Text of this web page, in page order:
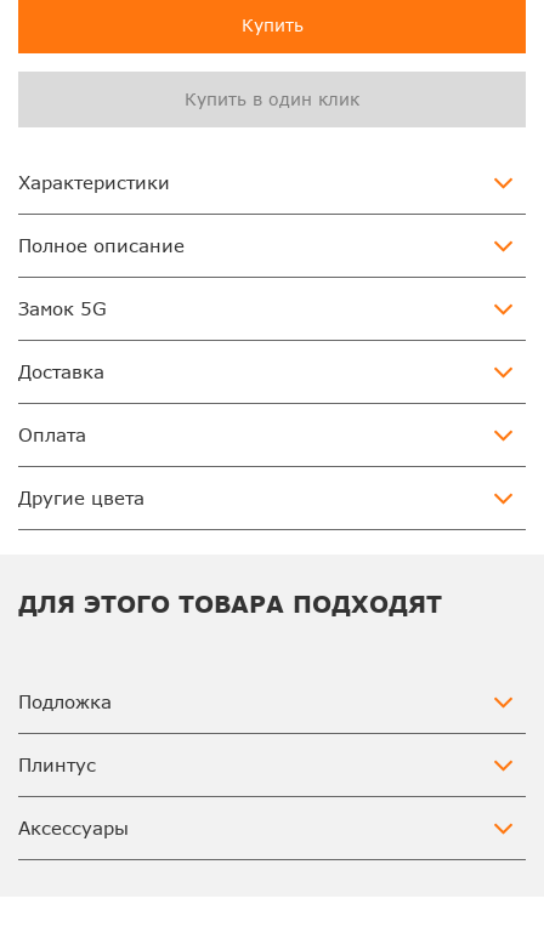
Купить
Купить в один клик
Характеристики
Полное описание
Замок 5G
Доставка
Оплата
Другие цвета
ДЛЯ ЭТОГО ТОВАРА ПОДХОДЯТ
Подложка
Плинтус
Аксессуары